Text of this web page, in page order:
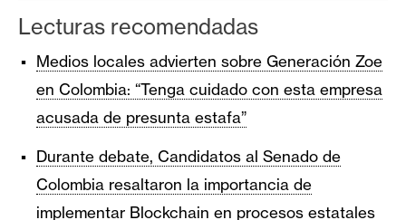
c
t
o
y
P
b
l
i
Lecturas recomendadas
Medios locales advierten sobre Generación Zoe
en Colombia: “Tenga cuidado con esta empresa
acusada de presunta estafa”
Durante debate, Candidatos al Senado de
Colombia resaltaron la importancia de
implementar Blockchain en procesos estatales